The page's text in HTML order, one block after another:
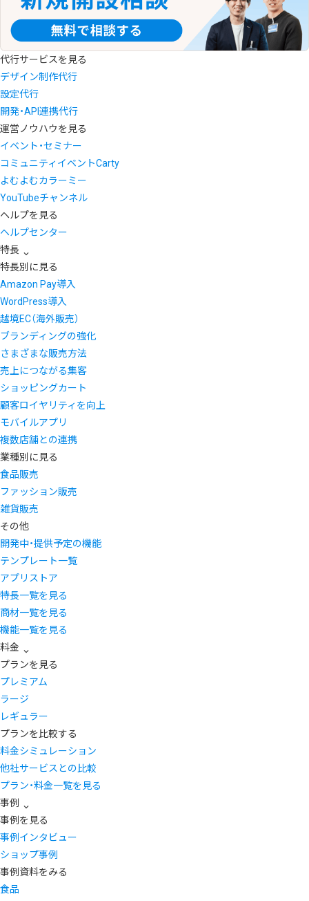
代行サービスを見る
デザイン制作代行
設定代行
開発・API連携代行
運営ノウハウを見る
イベント・セミナー
コミュニティイベントCarty
よむよむカラーミー
YouTubeチャンネル
ヘルプを見る
ヘルプセンター
特長
特長別に見る
Amazon Pay導入
WordPress導入
越境EC（海外販売）
ブランディングの強化
さまざまな販売方法
売上につながる集客
ショッピングカート
顧客ロイヤリティを向上
モバイルアプリ
複数店舗との連携
業種別に見る
食品販売
ファッション販売
雑貨販売
その他
開発中・提供予定の機能
テンプレート一覧
アプリストア
特長一覧を見る
商材一覧を見る
機能一覧を見る
料金
プランを見る
プレミアム
ラージ
レギュラー
プランを比較する
料金シミュレーション
他社サービスとの比較
プラン・料金一覧を見る
事例
事例を見る
事例インタビュー
ショップ事例
事例資料をみる
食品